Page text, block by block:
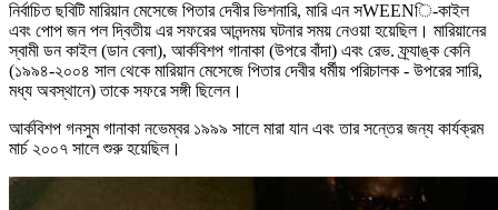
নির্বাচিত ছবিটি মারিয়ান মেসেজে পিতার দেবীর ভিশনারি, মারি এন সWEENি-কাইল
এবং পোপ জন পল দ্বিতীয় এর সফরের আনন্দময় ঘটনার সময় নেওয়া হয়েছিল। মারিয়ানের
স্বামী ডন কাইল (ডান বেলা), আর্কবিশপ গানাকা (উপরে বাঁদা) এবং রেভ. ফ্র্যাঙ্ক কেনি
(১৯৯৪-২০০৪ সাল থেকে মারিয়ান মেসেজে পিতার দেবীর ধর্মীয় পরিচালক - উপরের সারি,
মধ্য অবস্থানে) তাকে সফরে সঙ্গী ছিলেন।
আর্কবিশপ গনসুম গানাকা নভেম্বর ১৯৯৯ সালে মারা যান এবং তার সন্তের জন্য কার্যক্রম
মার্চ ২০০৭ সালে শুরু হয়েছিল।